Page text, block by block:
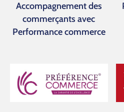
Accompagnement des
commerçants avec
Performance commerce